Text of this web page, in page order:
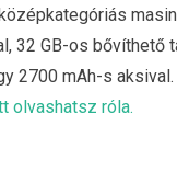
32 GB-os bővíthető
2700 mAh-s
olvashatsz róla.